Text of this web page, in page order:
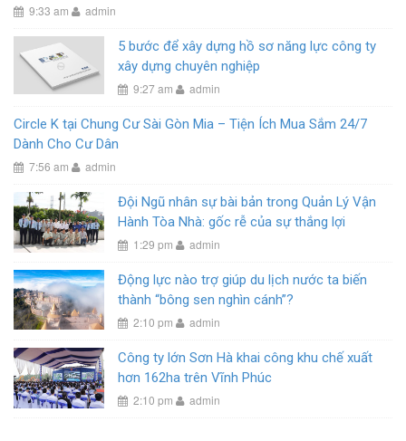
9:33 am admin
5 bước để xây dựng hồ sơ năng lực công ty
xây dựng chuyên nghiệp
9:27 am admin
Circle K tại Chung Cư Sài Gòn Mia – Tiện Ích Mua Sắm 24/7
Dành Cho Cư Dân
7:56 am admin
Đội Ngũ nhân sự bài bản trong Quản Lý Vận
Hành Tòa Nhà: gốc rễ của sự thắng lợi
1:29 pm admin
Động lực nào trợ giúp du lịch nước ta biến
thành “bông sen nghìn cánh”?
2:10 pm admin
Công ty lớn Sơn Hà khai công khu chế xuất
hơn 162ha trên Vĩnh Phúc
2:10 pm admin